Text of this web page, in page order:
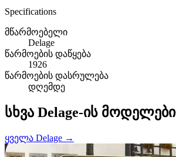
Specifications
მწარმოებელი
Delage
წარმოების დაწყება
1926
წარმოების დასრულება
დღემდე
სხვა Delage-ის მოდელები
ყველა Delage →